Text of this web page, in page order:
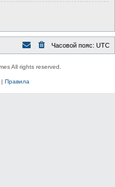
Часовой пояс: UTC
All rights reserved.
Правила